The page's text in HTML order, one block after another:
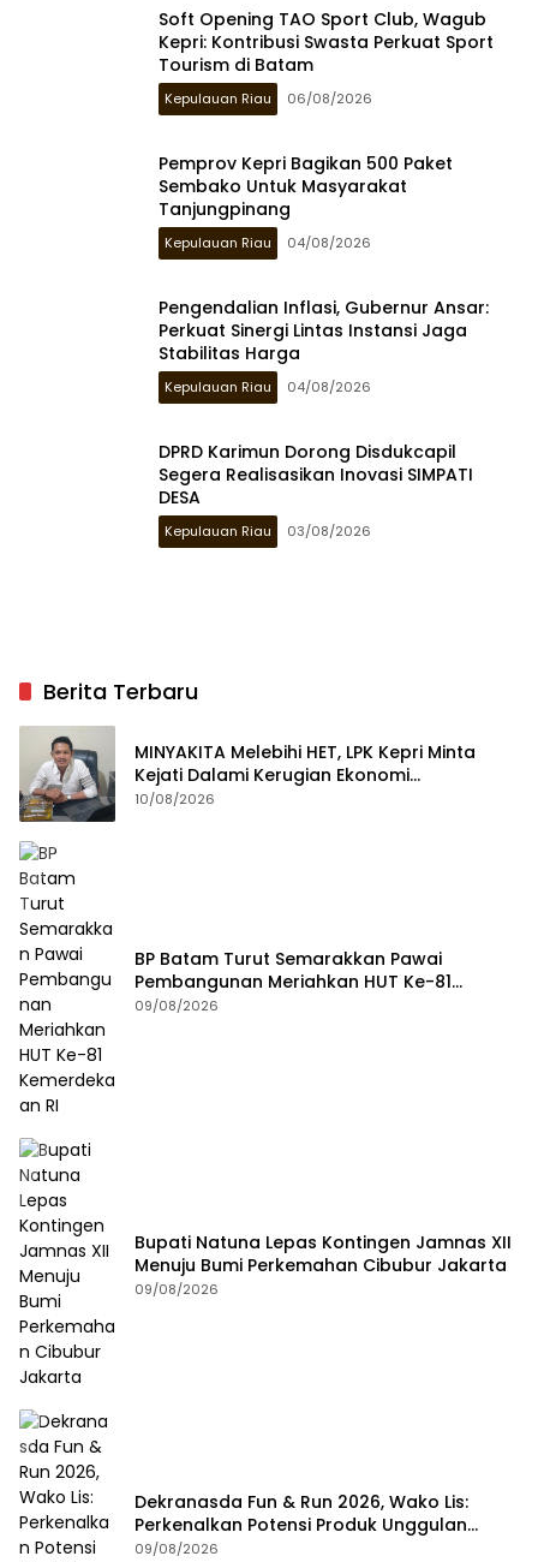
Soft Opening TAO Sport Club, Wagub
Kepri: Kontribusi Swasta Perkuat Sport
Tourism di Batam
Kepulauan Riau 06/08/2026
Pemprov Kepri Bagikan 500 Paket
Sembako Untuk Masyarakat
Tanjungpinang
Kepulauan Riau 04/08/2026
Pengendalian Inflasi, Gubernur Ansar:
Perkuat Sinergi Lintas Instansi Jaga
Stabilitas Harga
Kepulauan Riau 04/08/2026
DPRD Karimun Dorong Disdukcapil
Segera Realisasikan Inovasi SIMPATI
DESA
Kepulauan Riau 03/08/2026
Berita Terbaru
MINYAKITA Melebihi HET, LPK Kepri Minta
Kejati Dalami Kerugian Ekonomi
Masyarakat
10/08/2026
BP Batam Turut Semarakkan Pawai
Pembangunan Meriahkan HUT Ke-81
Kemerdekaan RI
09/08/2026
Bupati Natuna Lepas Kontingen Jamnas XII
Menuju Bumi Perkemahan Cibubur Jakarta
09/08/2026
Dekranasda Fun & Run 2026, Wako Lis:
Perkenalkan Potensi Produk Unggulan
Daerah
09/08/2026